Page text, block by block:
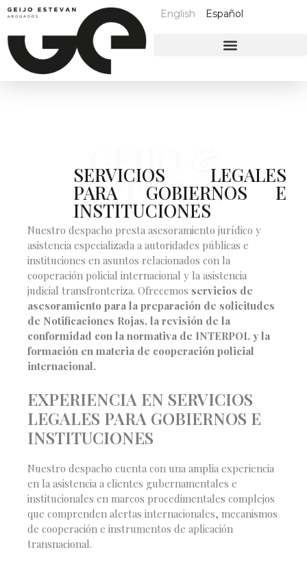
English Español
GEIJO &
ESTEVAN
SERVICIOS LEGALES
PARA GOBIERNOS E
INSTITUCIONES
Nuestro despacho presta asesoramiento jurídico y
asistencia especializada a autoridades públicas e
instituciones en asuntos relacionados con la
cooperación policial internacional y la asistencia
judicial transfronteriza. Ofrecemos servicios de
asesoramiento para la preparación de solicitudes
de Notificaciones Rojas, la revisión de la
conformidad con la normativa de INTERPOL y la
formación en materia de cooperación policial
internacional.
EXPERIENCIA EN SERVICIOS
LEGALES PARA GOBIERNOS E
INSTITUCIONES
Nuestro despacho cuenta con una amplia experiencia
en la asistencia a clientes gubernamentales e
institucionales en marcos procedimentales complejos
que comprenden alertas internacionales, mecanismos
de cooperación e instrumentos de aplicación
transnacional.